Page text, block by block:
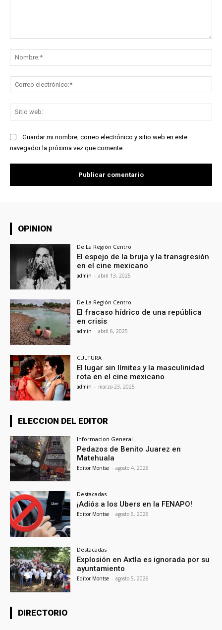
Guardar mi nombre, correo electrónico y sitio web en este
navegador la próxima vez que comente.
OPINION
De La Región Centro
El espejo de la bruja y la transgresión
en el cine mexicano
admin - abril 13, 2025
De La Región Centro
El fracaso hídrico de una república
en crisis
admin - abril 6, 2025
CULTURA
El lugar sin límites y la masculinidad
rota en el cine mexicano
admin - marzo 23, 2025
ELECCION DEL EDITOR
Informacion General
Pedazos de Benito Juarez en
Matehuala
Editor Montse - agosto 4, 2026
Destacadas
¡Adiós a los Ubers en la FENAPO!
Editor Montse - agosto 6, 2026
Destacadas
Explosión en Axtla es ignorada por su
ayuntamiento
Editor Montse - agosto 5, 2026
DIRECTORIO